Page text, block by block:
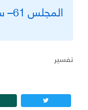
تفسير